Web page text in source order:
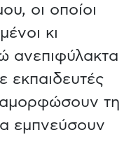
οι οποίοι
κι
ανεπιφύλακτα
εκπαιδευτές
τη
εμπνεύσουν